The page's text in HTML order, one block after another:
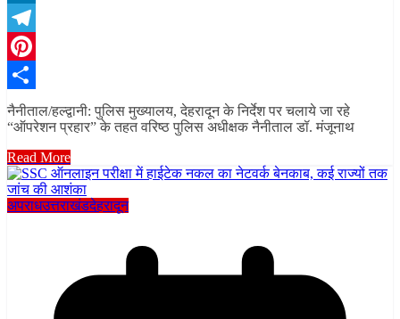
LinkedIn
Telegram
Pinterest
Share
नैनीताल/हल्द्वानी: पुलिस मुख्यालय, देहरादून के निर्देश पर चलाये जा रहे
“ऑपरेशन प्रहार” के तहत वरिष्ठ पुलिस अधीक्षक नैनीताल डॉ. मंजूनाथ
Read More
अपराधउत्तराखंडदेहरादून